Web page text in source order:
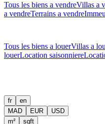
Tous les biens a vendreVillas a
a vendreTerrains a vendre
Tous les biens a louerVillas a
louerLocation saisonniere
fr
en
MAD
EUR
USD
m²
sqft